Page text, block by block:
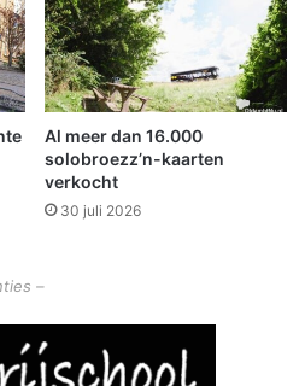
Al meer dan 16.000
solobroezz’n-kaarten
verkocht
30 juli 2026
–